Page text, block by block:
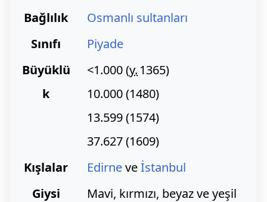
Bağlılık
Osmanlı sultanları
Sınıfı
Piyade
Büyüklü
k
<1.000 (y. 1365)
10.000 (1480)
13.599 (1574)
37.627 (1609)
Kışlalar
Edirneveİstanbul
Giysi
Mavi, kırmızı, beyaz ve yeşil